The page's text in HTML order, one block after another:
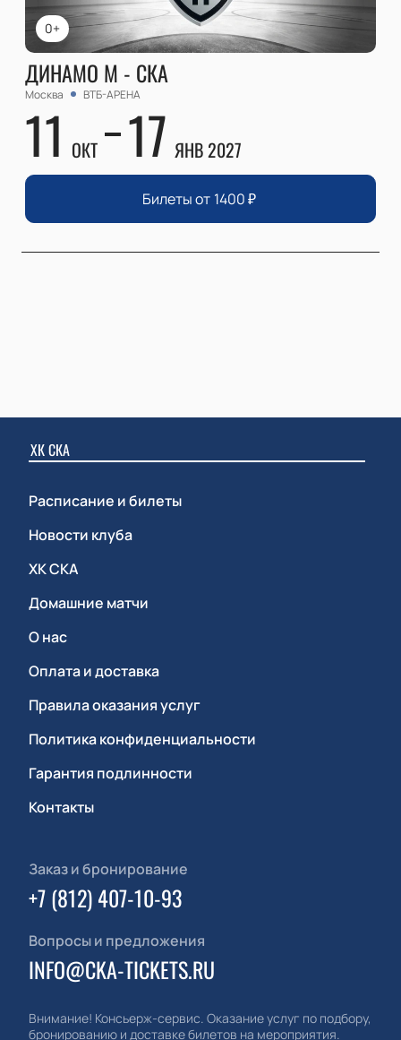
0+
ДИНАМО М - СКА
Москва ВТБ-АРЕНА
11 ОКТ 17 ЯНВ 2027
Билеты от 1400₽
ХК СКА
Расписание и билеты
Новости клуба
ХК СКА
Домашние матчи
О нас
Оплата и доставка
Правила оказания услуг
Политика конфиденциальности
Гарантия подлинности
Контакты
Внимание! Консьерж-сервис. Оказание услуг по подбору,
бронированию и доставке билетов на мероприятия.
Заказ и бронирование
+7 (812) 407-10-93
Вопросы и предложения
INFO@CKA-TICKETS.RU